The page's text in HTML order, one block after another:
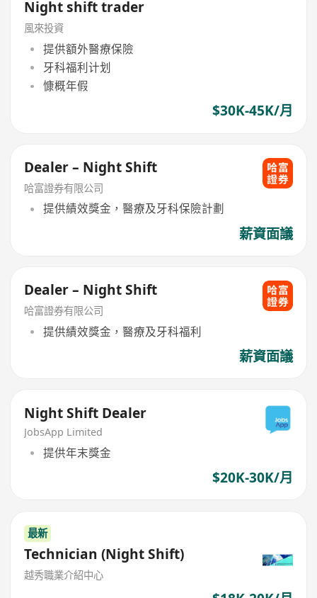
Night shift trader
風來投資
提供額外醫療保險
牙科福利计划
慷概年假
$30K-45K/月
Dealer – Night Shift
哈富證券有限公司
提供績效獎金，醫療及牙科保險計劃
薪資面議
Dealer – Night Shift
哈富證券有限公司
提供績效獎金，醫療及牙科福利
薪資面議
Night Shift Dealer
JobsApp Limited
提供年末獎金
$20K-30K/月
最新
Technician (Night Shift)
越秀職業介紹中心